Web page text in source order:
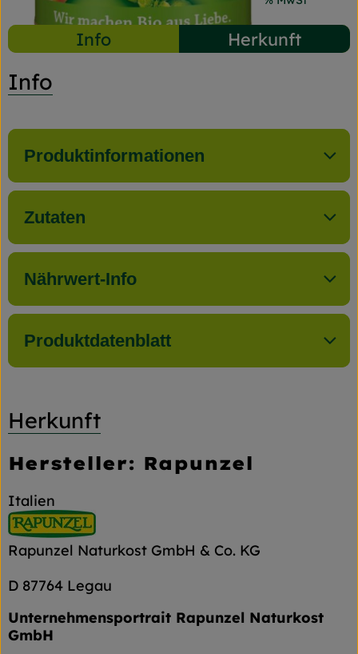
Info Herkunft
Info
Produktinformationen
Zutaten
Nährwert-Info
Produktdatenblatt
Herkunft
Hersteller: Rapunzel
Italien
Rapunzel Naturkost GmbH & Co. KG
D 87764 Legau
Unternehmensportrait Rapunzel Naturkost
GmbH